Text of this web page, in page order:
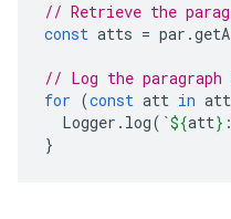
// Retrieve the
const atts = par .
// Log the
for (const att in
Logger . log( `${att} :
}